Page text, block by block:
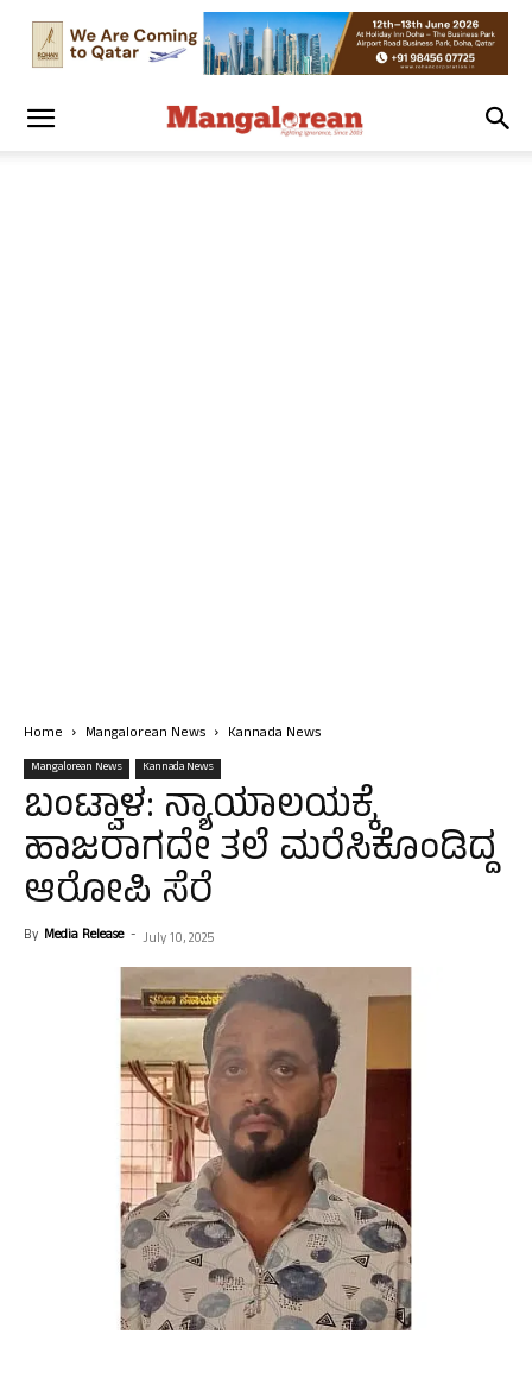
Home Mangalorean News Kannada News
Mangalorean News Kannada News
ಬಂಟ್ವಾಳ: ನ್ಯಾಯಾಲಯಕ್ಕೆ
ಹಾಜರಾಗದೇ ತಲೆ ಮರೆಸಿಕೊಂಡಿದ್ದ
ಆರೋಪಿ ಸೆರೆ
By Media Release - July 10, 2025